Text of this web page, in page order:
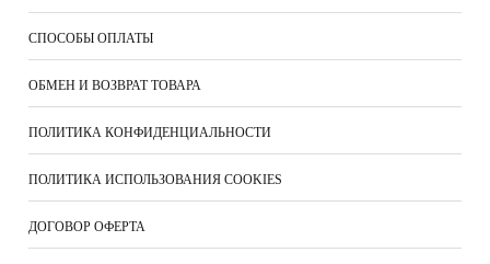
СПОСОБЫ ОПЛАТЫ
ОБМЕН И ВОЗВРАТ ТОВАРА
ПОЛИТИКА КОНФИДЕНЦИАЛЬНОСТИ
ПОЛИТИКА ИСПОЛЬЗОВАНИЯ COOKIES
ДОГОВОР ОФЕРТА